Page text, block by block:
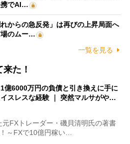
でAI…
からの急反発」は再びの上昇局面へ
のムー…
一覧を見る
た！
1億6000万円の負債と引き換えに手に
スレスな経験 ｜ 突然マルサがや…
FXトレーダー・磯貝清明氏の著書
～FXで10億円稼い…